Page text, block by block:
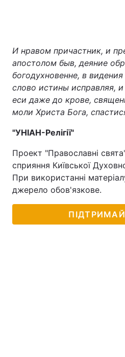
И нравом причастник, и
апостолом быв, деяние
богодухновенне, в
слово истины исправляя,
еси даже до крове,
моли Христа Бога,
"УНІАН-Релігії"
Проект "Православні
сприяння Київської
При використанні
джерело обов'язкове.